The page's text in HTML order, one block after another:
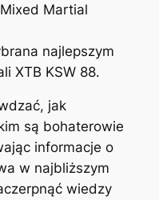
Martial
najlepszym
XTB KSW 88.
jak
są bohaterowie
informacje o
w najbliższym
wiedzy